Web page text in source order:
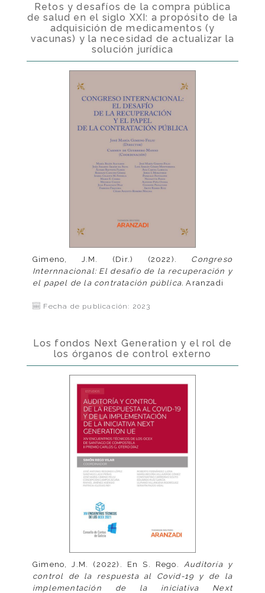
Retos y desafíos de la compra pública
de salud en el siglo XXI: a propósito de la
adquisición de medicamentos (y
vacunas) y la necesidad de actualizar la
solución jurídica
Gimeno, J.M. (Dir.) (2022). Congreso
Internnacional: El desafío de la recuperación y
el papel de la contratación pública. Aranzadi
Fecha de publicación: 2023
Los fondos Next Generation y el rol de
los órganos de control externo
Gimeno, J.M. (2022). En S. Rego. Auditoría y
control de la respuesta al Covid-19 y de la
implementación de la iniciativa Next